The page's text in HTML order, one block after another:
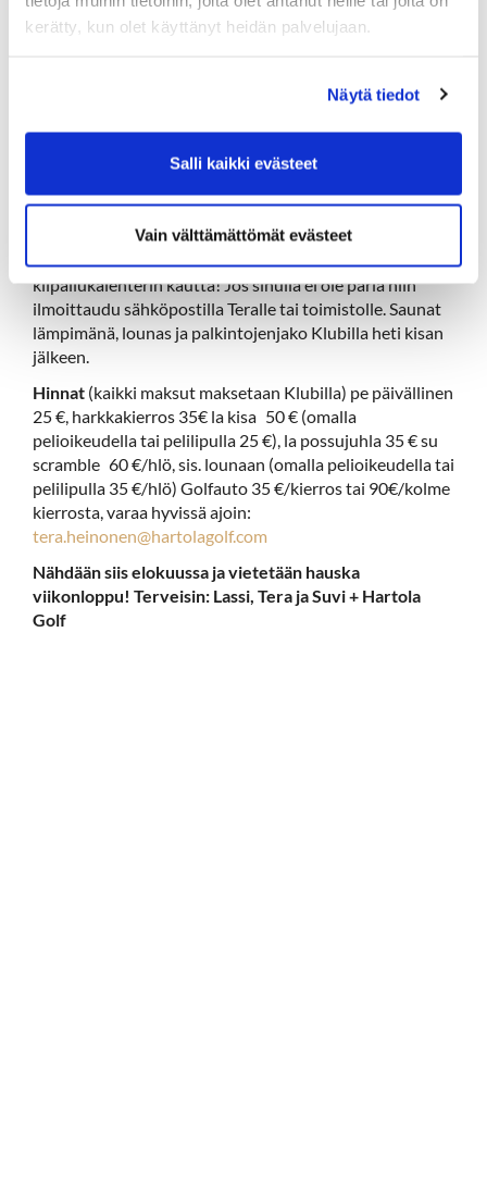
kerätty, kun olet käyttänyt heidän palvelujaan.
Näytä tiedot
Salli kaikki evästeet
Vain välttämättömät evästeet
varausjärjestelmän kautta. Ilmoita tiskillä, että kyseessä
Lauantai 31.8. KELLO 10.00 YHTEISLÄHTÖ
(henkilökohtainen Pistebogey kisa)ilmoittautuminen
nettisivujen kilpailukalenterin kautta! Klo 14.00 -alkaen
saunat lämpimänä Klubilla Klo 17.00 -alkaen porsasjuhla
Klubilla
Sunnuntai 1.9. KELLO 10.00 YHTEISLÄHTÖ (2hlö
Scramble), ilmoittautuminen nettisivujen
kilpailukalenterin kautta! Jos sinulla ei ole paria niin
ilmoittaudu sähköpostilla Teralle tai toimistolle. Saunat
lämpimänä, lounas ja palkintojenjako Klubilla heti kisan
jälkeen.
Hinnat (kaikki maksut maksetaan Klubilla) pe päivällinen
25 €, harkkakierros 35€ la kisa 50 € (omalla
pelioikeudella tai pelilipulla 25 €), la possujuhla 35 € su
scramble 60 €/hlö, sis. lounaan (omalla pelioikeudella tai
pelilipulla 35 €/hlö) Golfauto 35 €/kierros tai 90€/kolme
kierrosta, varaa hyvissä ajoin:
tera.heinonen@hartolagolf.com
Nähdään siis elokuussa ja vietetään hauska
viikonloppu! Terveisin: Lassi, Tera ja Suvi + Hartola
Golf